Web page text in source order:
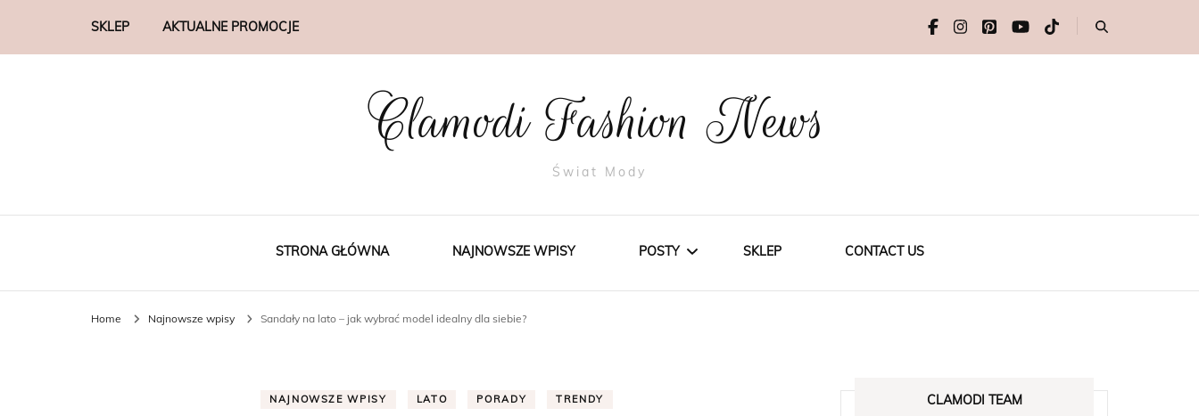
SKLEP AKTUALNE PROMOCJE
Clamodi Fashion News
Świat Mody
STRONA GŁÓWNA NAJNOWSZE WPISY POSTY SKLEP CONTACT US
Home Najnowsze wpisy Sandały na lato – jak wybrać model idealny dla siebie?
NAJNOWSZE WPISY LATO PORADY TRENDY CLAMODI TEAM